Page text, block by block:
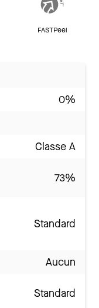
FASTPeel
0%
Classe A
73%
Standard
Aucun
Standard